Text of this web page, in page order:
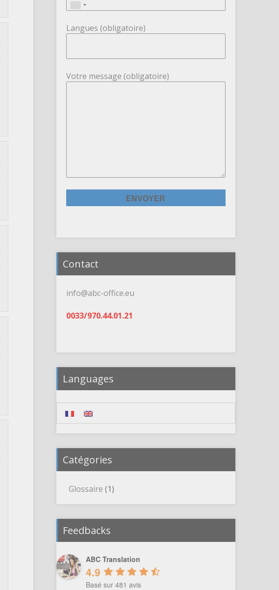
Langues (obligatoire)
Votre message (obligatoire)
Contact
info@abc-office.eu
0033/970.44.01.21
Languages
Catégories
Glossaire (1)
Feedbacks
ABC Translation
4.9
Basé sur 481 avis